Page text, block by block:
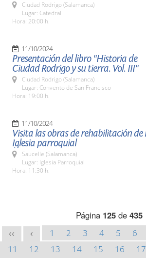
Ciudad Rodrigo (Salamanca)
Lugar: Catedral
Hora: 20:00 h.
11/10/2024
Presentación del libro "Historia de
Ciudad Rodrigo y su tierra. Vol. III"
Ciudad Rodrigo (Salamanca)
Lugar: Convento de San Francisco
Hora: 19:00 h.
11/10/2024
Visita las obras de rehabilitación de
Iglesia parroquial
Saucelle (Salamanca)
Lugar: Iglesia Parroquial
Hora: 11:30 h.
Página 125de 435
<< < 1 2 3 4 5 6
11
12 13 14 15 16 17